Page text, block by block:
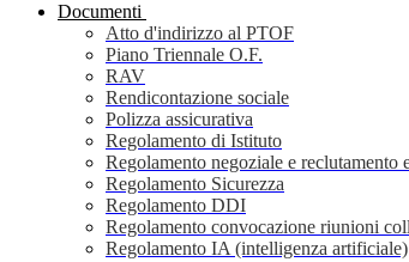
Documenti
Atto d'indirizzo al PTOF
Piano Triennale O.F.
RAV
Rendicontazione sociale
Polizza assicurativa
Regolamento di Istituto
Regolamento negoziale e reclutamento
Regolamento Sicurezza
Regolamento DDI
Regolamento convocazione riunioni
Regolamento IA (intelligenza artificiale)